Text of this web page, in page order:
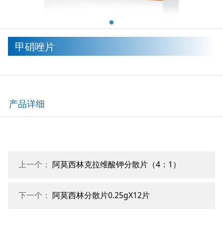
甲硝唑片
产品详细
上一个： 阿莫西林克拉维酸钾分散片（4：1）
下一个： 阿莫西林分散片0.25gX12片